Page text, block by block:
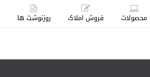
محصولات فروش املاک روزنوشت ها